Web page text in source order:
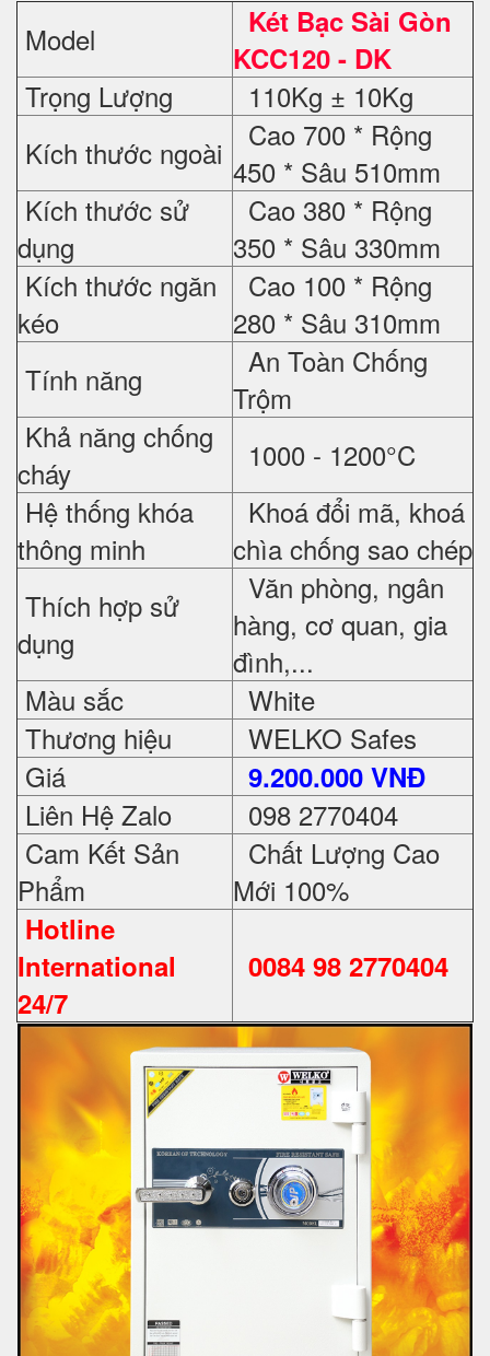
Model
Két Bạc Sài Gòn
KCC120 - DK
Trọng Lượng
110Kg ± 10Kg
Kích thước ngoài
Cao 700 * Rộng
450 * Sâu 510mm
Kích thước sử
dụng
Cao 380 * Rộng
350 * Sâu 330mm
Kích thước ngăn
kéo
Cao 100 * Rộng
280 * Sâu 310mm
Tính năng
An Toàn Chống
Trộm
Khả năng chống
cháy
1000 - 1200°C
Hệ thống khóa
thông minh
Khoá đổi mã, khoá
chìa chống sao chép
Thích hợp sử
dụng
Văn phòng, ngân
hàng, cơ quan, gia
đình,...
Màu sắc
White
Thương hiệu
WELKO Safes
Giá
9.200.000 VNĐ
Liên Hệ Zalo
098 2770404
Cam Kết Sản
Phẩm
Chất Lượng Cao
Mới 100%
Hotline
International
24/7
0084 98 2770404